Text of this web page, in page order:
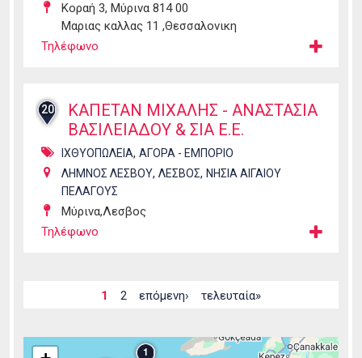
Κοραή 3, Μύρινα 814 00
Μαριας καλλας 11 ,Θεσσαλονικη
Τηλέφωνο
20
ΚΑΠΕΤΑΝ ΜΙΧΑΛΗΣ - ΑΝΑΣΤΑΣΙΑ
ΒΑΣΙΛΕΙΑΔΟΥ & ΣΙΑ Ε.Ε.
ΙΧΘΥΟΠΩΛΕΙΑ, ΑΓΟΡΑ - ΕΜΠΟΡΙΟ
ΛΗΜΝΟΣ ΛΕΣΒΟΥ, ΛΕΣΒΟΣ, ΝΗΣΙΑ ΑΙΓΑΙΟΥ
ΠΕΛΑΓΟΥΣ
Μύρινα,Λεσβος
Τηλέφωνο
1 2 επόμενη› τελευταία»
1